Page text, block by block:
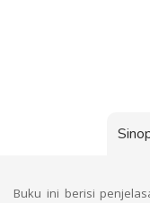
Buku ini berisi